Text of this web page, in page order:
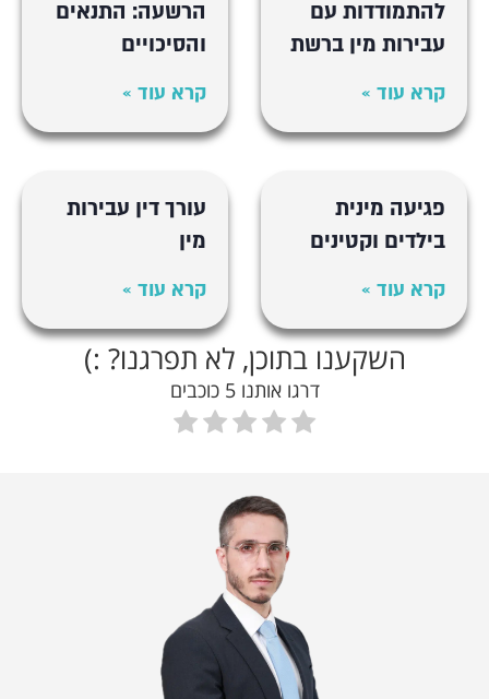
להתמודדות עם
עבירות מין ברשת
קרא עוד »
הרשעה: התנאים
והסיכויים
קרא עוד »
פגיעה מינית
בילדים וקטינים
קרא עוד »
עורך דין עבירות
מין
קרא עוד »
השקענו בתוכן, לא תפרגנו? :)
דרגו אותנו 5 כוכבים